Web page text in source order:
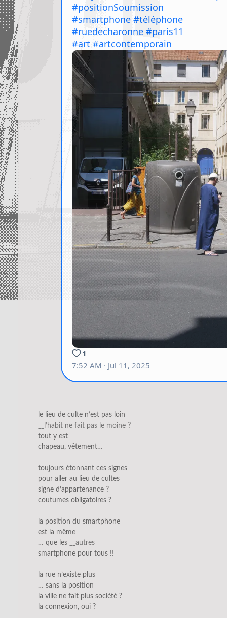
le lieu de culte n’est pas loin
__l’habit ne fait pas le moine ?
tout y est
chapeau, vêtement…
toujours étonnant ces signes
pour aller au lieu de cultes
signe d’appartenance ?
coutumes obligatoires ?
la position du smartphone
est la même
… que les
__autres
smartphone pour tous !!
la rue n’existe plus
… sans la position
la ville ne fait plus société ?
la connexion, oui ?